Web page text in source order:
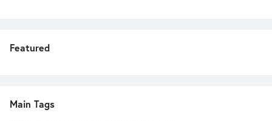
Featured
Main Tags